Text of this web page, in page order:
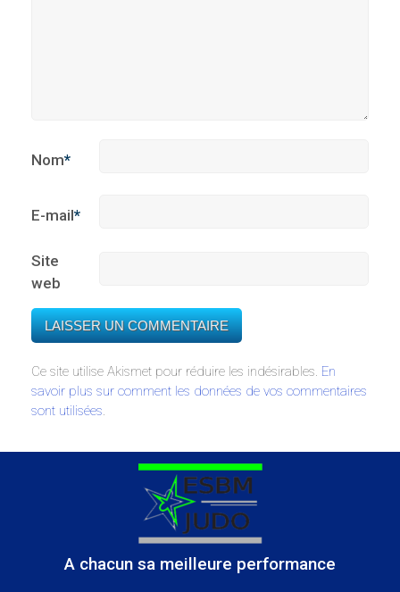
Nom*
E-mail*
Site
web
Ce site utilise Akismet pour réduire les indésirables. En
savoir plus sur comment les données de vos commentaires
sont utilisées.
A chacun sa meilleure performance